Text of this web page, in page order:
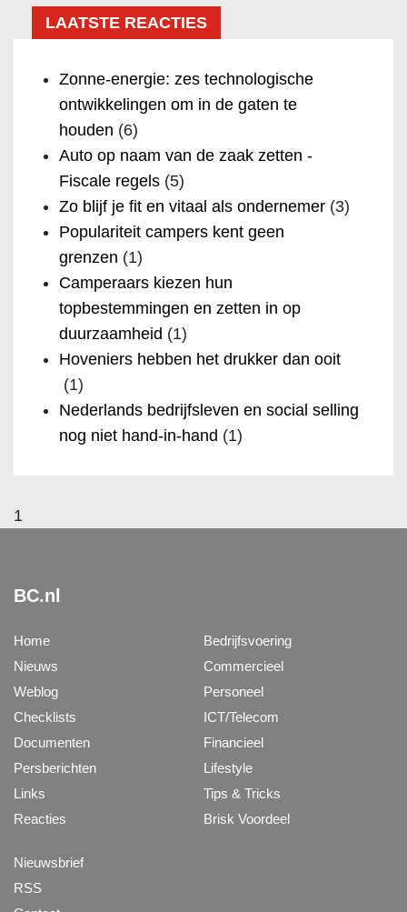
LAATSTE REACTIES
Zonne-energie: zes technologische
ontwikkelingen om in de gaten te
houden (6)
Auto op naam van de zaak zetten -
Fiscale regels (5)
Zo blijf je fit en vitaal als ondernemer (3)
Populariteit campers kent geen
grenzen (1)
Camperaars kiezen hun
topbestemmingen en zetten in op
duurzaamheid (1)
Hoveniers hebben het drukker dan ooit
(1)
Nederlands bedrijfsleven en social selling
nog niet hand-in-hand (1)
1
BC.nl
Home
Nieuws
Weblog
Checklists
Documenten
Persberichten
Links
Reacties
Bedrijfsvoering
Commercieel
Personeel
ICT/Telecom
Financieel
Lifestyle
Tips & Tricks
Brisk Voordeel
Nieuwsbrief
RSS